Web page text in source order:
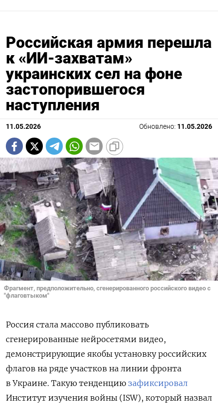
Российская армия перешла
к «ИИ-захватам»
украинских сел на фоне
застопорившегося
наступления
11.05.2026 Обновлено: 11.05.2026
Фрагмент, предположительно, сгенерированного российского видео с
"флаговтыком"
Россия стала массово публиковать
сгенерированные нейросетями видео,
демонстрирующие якобы установку российских
флагов на ряде участков на линии фронта
в Украине. Такую тенденцию зафиксировал
Институт изучения войны (ISW), который назвал